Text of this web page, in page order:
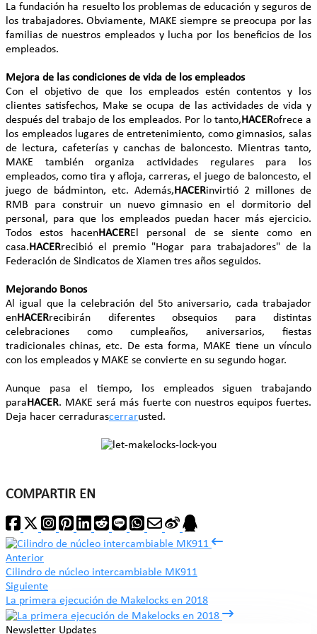
La fundación ha resuelto los problemas de educación y seguros de
los trabajadores. Obviamente, MAKE siempre se preocupa por las
familias de nuestros empleados y lucha por los beneficios de los
empleados.
Mejora de las condiciones de vida de los empleados
Con el objetivo de que los empleados estén contentos y los
clientes satisfechos, Make se ocupa de las actividades de vida y
después del trabajo de los empleados. Por lo tanto,HACERofrece a
los empleados lugares de entretenimiento, como gimnasios, salas
de lectura, cafeterías y canchas de baloncesto. Mientras tanto,
MAKE también organiza actividades regulares para los
empleados, como tira y afloja, carreras, el juego de baloncesto, el
juego de bádminton, etc. Además,HACERinvirtió 2 millones de
RMB para construir un nuevo gimnasio en el dormitorio del
personal, para que los empleados puedan hacer más ejercicio.
Todos estos hacenHACEREl personal de se siente como en
casa.HACERrecibió el premio "Hogar para trabajadores" de la
Federación de Sindicatos de Xiamen tres años seguidos.
Mejorando Bonos
Al igual que la celebración del 5to aniversario, cada trabajador
enHACERrecibirán diferentes obsequios para distintas
celebraciones como cumpleaños, aniversarios, fiestas
tradicionales chinas, etc. De esta forma, MAKE tiene un vínculo
con los empleados y MAKE se convierte en su segundo hogar.
Aunque pasa el tiempo, los empleados siguen trabajando
paraHACER. MAKE será más fuerte con nuestros equipos fuertes.
Deja hacer cerradurascerrarusted.
COMPARTIR EN
Anterior
Cilindro de núcleo intercambiable MK911
Siguiente
La primera ejecución de Makelocks en 2018
Newsletter Updates